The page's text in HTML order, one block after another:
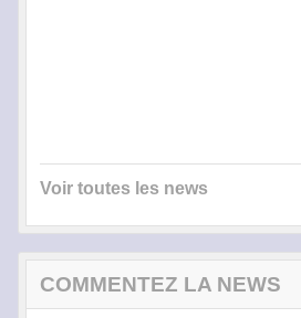
Voir toutes les news
COMMENTEZ LA NEWS